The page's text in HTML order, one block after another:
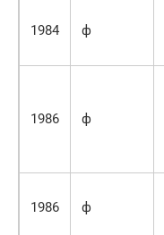
1984 ф
1986 ф
1986 ф